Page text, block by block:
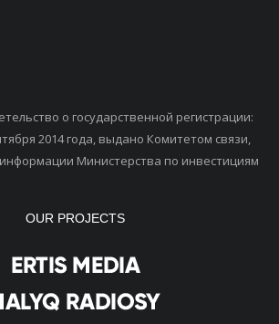
о государственной регистрации:
2014 года, выдано Комитетом связи,
Министерства по инвестициям
OUR PROJECTS